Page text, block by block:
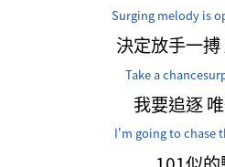
Surging melody is
決定放手一
Take a
我要追逐
I'm going to chase